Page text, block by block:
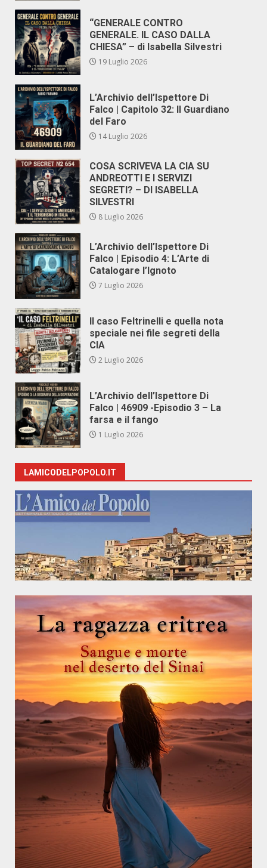
“GENERALE CONTRO
GENERALE. IL CASO DALLA
CHIESA” – di Isabella Silvestri
19 Luglio 2026
L’Archivio dell’Ispettore Di
Falco | Capitolo 32: Il Guardiano
del Faro
14 Luglio 2026
COSA SCRIVEVA LA CIA SU
ANDREOTTI E I SERVIZI
SEGRETI? – DI ISABELLA
SILVESTRI
8 Luglio 2026
L’Archivio dell’Ispettore Di
Falco | Episodio 4: L’Arte di
Catalogare l’Ignoto
7 Luglio 2026
Il caso Feltrinelli e quella nota
speciale nei file segreti della
CIA
2 Luglio 2026
L’Archivio dell’Ispettore Di
Falco | 46909 -Episodio 3 – La
farsa e il fango
1 Luglio 2026
LAMICODELPOPOLO.IT